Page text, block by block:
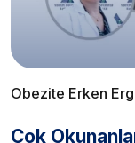
Obezite Erken
Çok